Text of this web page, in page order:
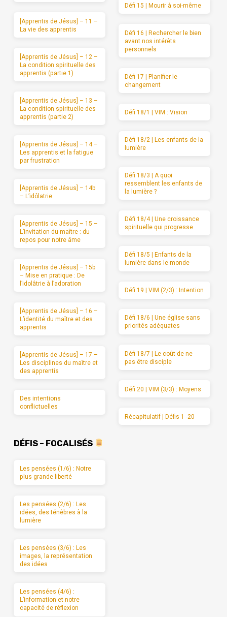
[Apprentis de Jésus] – 11 –
La vie des apprentis
[Apprentis de Jésus] – 12 –
La condition spirituelle des
apprentis (partie 1)
[Apprentis de Jésus] – 13 –
La condition spirituelle des
apprentis (partie 2)
[Apprentis de Jésus] – 14 –
Les apprentis et la fatigue
par frustration
[Apprentis de Jésus] – 14b
– L’idôlatrie
[Apprentis de Jésus] – 15 –
L’invitation du maître : du
repos pour notre âme
[Apprentis de Jésus] – 15b
– Mise en pratique : De
l’idolâtrie à l’adoration
[Apprentis de Jésus] – 16 –
L’identité du maître et des
apprentis
[Apprentis de Jésus] – 17 –
Les disciplines du maître et
des apprentis
Des intentions
conflictuelles
Défi 15 | Mourir à soi-même
Défi 16 | Rechercher le bien
avant nos intérêts
personnels
Défi 17 | Planifier le
changement
Défi 18/1 | VIM : Vision
Défi 18/2 | Les enfants de la
lumière
Défi 18/3 | A quoi
ressemblent les enfants de
la lumière ?
Défi 18/4 | Une croissance
spirituelle qui progresse
Défi 18/5 | Enfants de la
lumière dans le monde
Défi 19 | VIM (2/3) : Intention
Défi 18/6 | Une église sans
priorités adéquates
Défi 18/7 | Le coût de ne
pas être disciple
Défi 20 | VIM (3/3) : Moyens
Récapitulatif | Défis 1 -20
DÉFIS – FOCALISÉS
Les pensées (1/6) : Notre
plus grande liberté
Les pensées (2/6) : Les
idées, des ténèbres à la
lumière
Les pensées (3/6) : Les
images, la représentation
des idées
Les pensées (4/6) :
L’information et notre
capacité de réflexion